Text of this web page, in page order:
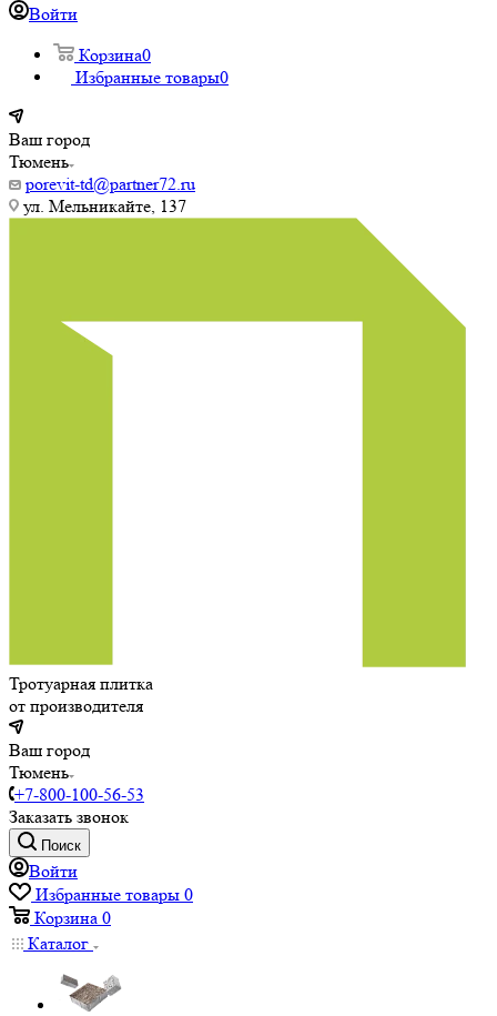
Войти
Корзина0
Избранные товары0
Ваш город
Тюмень
porevit-td@partner72.ru
ул. Мельникайте, 137
Тротуарная плитка
от производителя
Ваш город
Тюмень
+7-800-100-56-53
Заказать звонок
Поиск
Войти
Избранные товары 0
Корзина 0
Каталог